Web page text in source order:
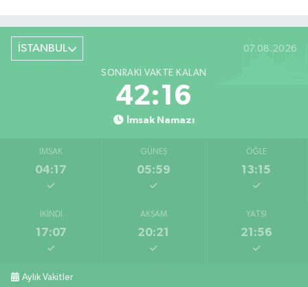
İSTANBUL 07.08.2026
SONRAKI VAKTE KALAN
42:15
İmsak Namazı
İMSAK
04:17
GÜNEŞ
05:59
ÖĞLE
13:15
İKINDI
17:07
AKŞAM
20:21
YATSI
21:56
Aylık Vakitler